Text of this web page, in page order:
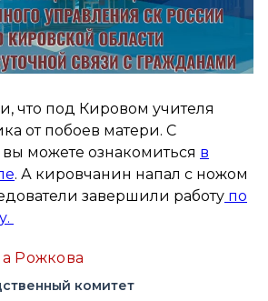
что под Кировом учителя
от побоев матери. С
можете ознакомиться в
. А кировчанин напал с ножом
завершили работу по
Рожкова
комитет